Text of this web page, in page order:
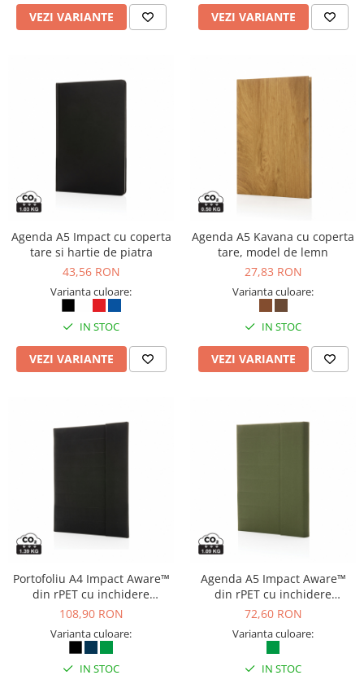
VEZI VARIANTE VEZI VARIANTE
Agenda A5 Impact cu coperta
tare si hartie de piatra
43,56 RON
Varianta culoare:
IN STOC
VEZI VARIANTE
Agenda A5 Kavana cu coperta
tare, model de lemn
27,83 RON
Varianta culoare:
IN STOC
VEZI VARIANTE
Portofoliu A4 Impact Aware™
din rPET cu inchidere
magnetica
108,90 RON
Varianta culoare:
IN STOC
Agenda A5 Impact Aware™
din rPET cu inchidere
magnetica
72,60 RON
Varianta culoare:
IN STOC